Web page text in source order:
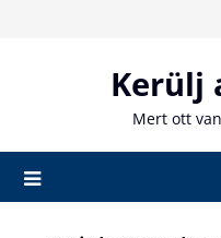
Kerülj
Mert ott